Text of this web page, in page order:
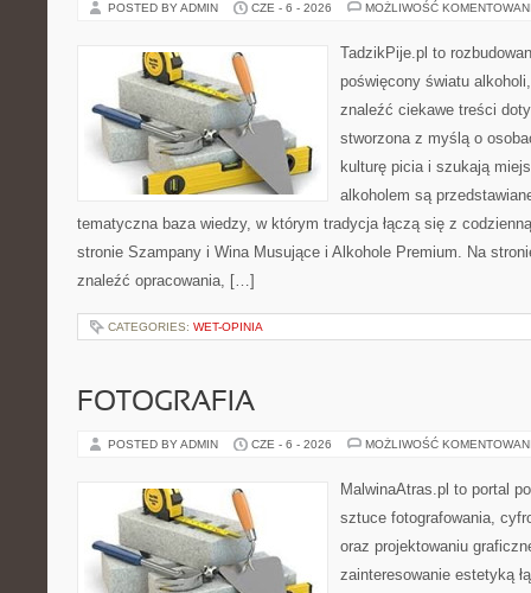
POSTED BY ADMIN CZE - 6 - 2026 MOŻLIWOŚĆ
TadzikPije.pl to
poświęcony światu
znaleźć ciekawe treści
stworzona z myślą o
kulturę picia i szukają
alkoholem są
tematyczna baza wiedzy, w którym tradycja łączą się z
stronie Szampany i Wina Musujące i Alkohole Premium. Na
znaleźć opracowania, […]
CATEGORIES: WET-OPINIA
FOTOGRAFIA
POSTED BY ADMIN CZE - 6 - 2026 MOŻLIWOŚĆ
MalwinaAtras.pl to portal
sztuce fotografowania,
oraz projektowaniu
zainteresowanie estetyką